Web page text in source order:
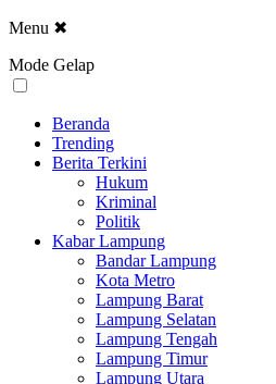
Menu ✖
Mode Gelap
Beranda
Trending
Berita Terkini
Hukum
Kriminal
Politik
Kabar Lampung
Bandar Lampung
Kota Metro
Lampung Barat
Lampung Selatan
Lampung Tengah
Lampung Timur
Lampung Utara